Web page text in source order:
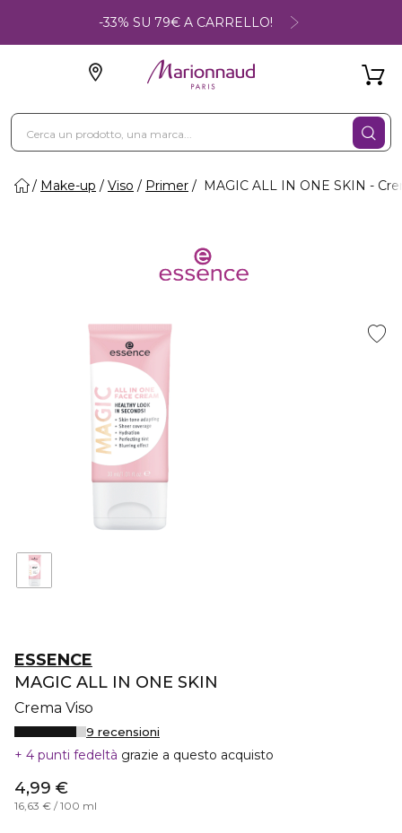
-33% SU 79€ A CARRELLO!
Make-up Viso Primer MAGIC ALL IN ONE SKIN -
ESSENCE
MAGIC ALL IN ONE SKIN
Crema Viso
9 recensioni
4 punti fedeltà grazie a questo acquisto
4,99 €
16,63 € / 100 ml